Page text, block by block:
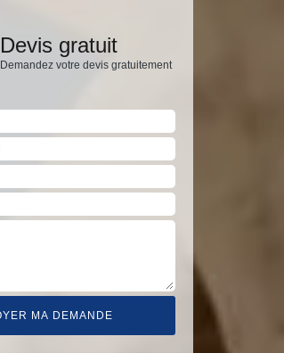
Devis gratuit
Demandez votre devis gratuitement